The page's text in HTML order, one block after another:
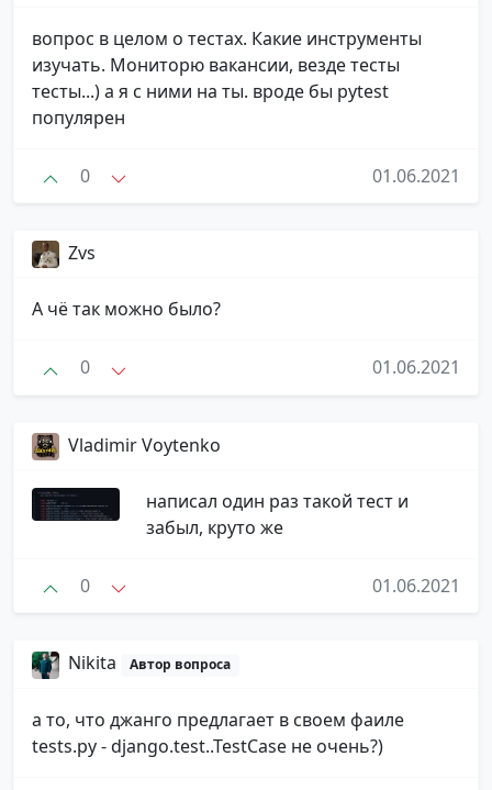
вопрос в целом о тестах. Какие инструменты
изучать. Мониторю вакансии, везде тесты
тесты...) а я с ними на ты. вроде бы pytest
популярен
0 01.06.2021
Zvs
А чё так можно было?
0 01.06.2021
Vladimir Voytenko ️
написал один раз такой тест и
забыл, круто же
0 01.06.2021
Nikita Автор вопроса
а то, что джанго предлагает в своем фаиле
tests.py - django.test..TestCase не очень?)